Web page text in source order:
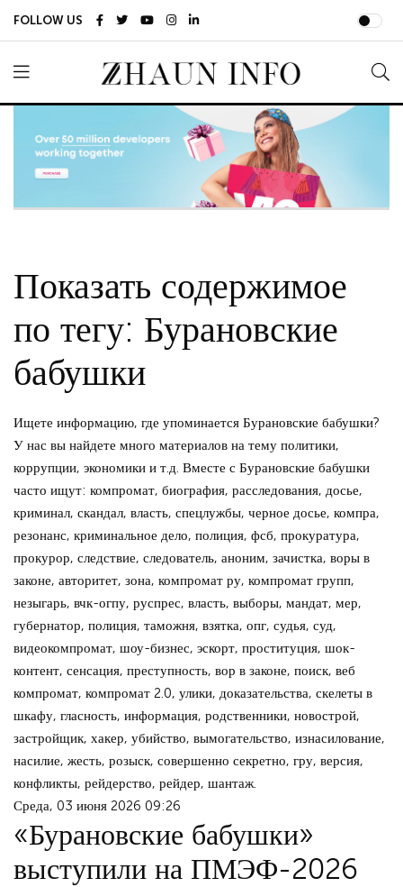
FOLLOW US
Показать содержимое
по тегу: Бурановские
бабушки
Ищете информацию, где упоминается Бурановские бабушки?
У нас вы найдете много материалов на тему политики,
коррупции, экономики и т.д. Вместе с Бурановские бабушки
часто ищут: компромат, биография, расследования, досье,
криминал, скандал, власть, спецлужбы, черное досье, компра,
резонанс, криминальное дело, полиция, фсб, прокуратура,
прокурор, следствие, следователь, аноним, зачистка, воры в
законе, авторитет, зона, компромат ру, компромат групп,
незыгарь, вчк-огпу, руспрес, власть, выборы, мандат, мер,
губернатор, полиция, таможня, взятка, опг, судья, суд,
видеокомпромат, шоу-бизнес, эскорт, проституция, шок-
контент, сенсация, преступность, вор в законе, поиск, веб
компромат, компромат 2.0, улики, доказательства, скелеты в
шкафу, гласность, информация, родственники, новострой,
застройщик, хакер, убийство, вымогательство, изнасилование,
насилие, жесть, розыск, совершенно секретно, гру, версия,
конфликты, рейдерство, рейдер, шантаж.
Среда, 03 июня 2026 09:26
«Бурановские бабушки»
выступили на ПМЭФ-2026